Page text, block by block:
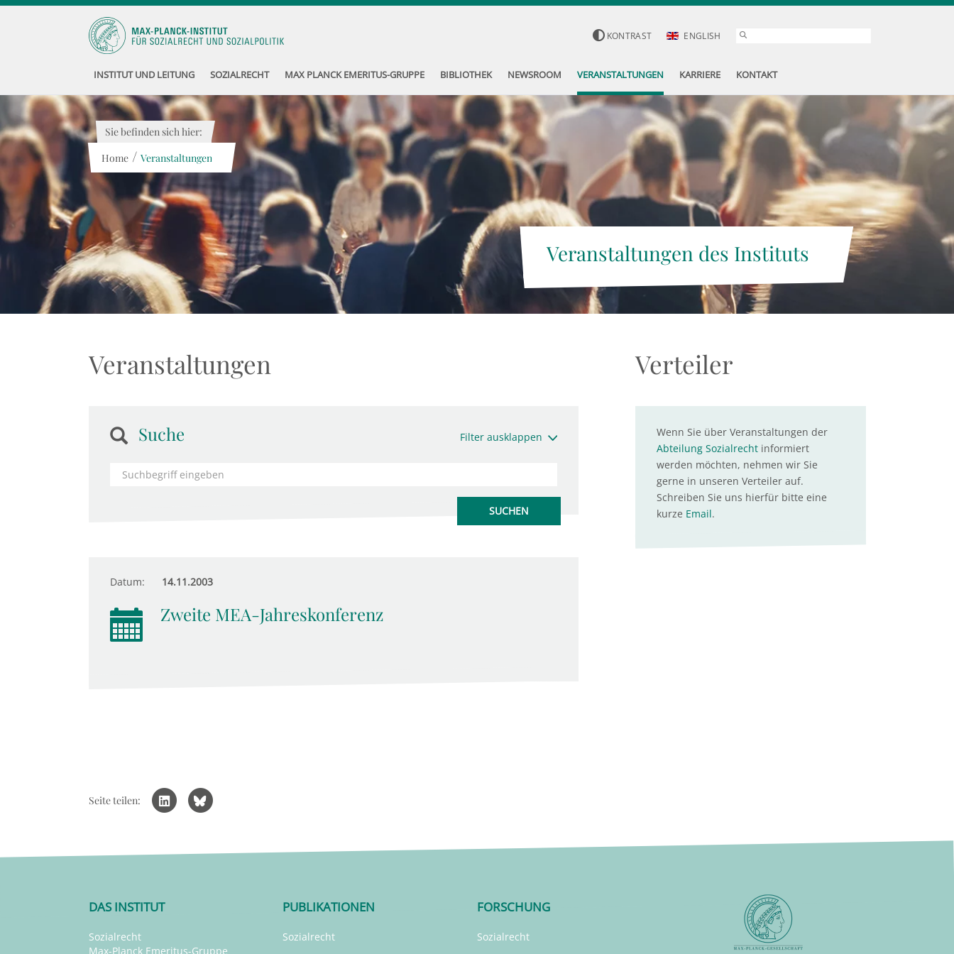
KONTRAST ENGLISH
INSTITUT UND LEITUNG SOZIALRECHT MAX PLANCK EMERITUS-GRUPPE BIBLIOTHEK NEWSROOM VERANSTALTUNGEN KARRIERE KONTAKT
Veranstaltungen des Instituts
Sie befinden sich hier:
Home / Veranstaltungen
Veranstaltungen
Suche Filter ausklappen
Datum: 14.11.2003
Zweite MEA-Jahreskonferenz
Verteiler
Wenn Sie über Veranstaltungen der
Abteilung Sozialrechtinformiert
werden möchten, nehmen wir Sie
gerne in unseren Verteiler auf.
Schreiben Sie uns hierfür bitte eine
kurze Email.
Seite teilen:
DAS INSTITUT
Sozialrecht
Max-Planck Emeritus-Gruppe
PUBLIKATIONEN
Sozialrecht
FORSCHUNG
Sozialrecht